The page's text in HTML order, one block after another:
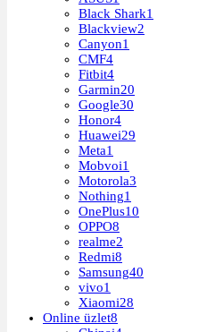
Black Shark1
Blackview2
Canyon1
CMF4
Fitbit4
Garmin20
Google30
Honor4
Huawei29
Meta1
Mobvoi1
Motorola3
Nothing1
OnePlus10
OPPO8
realme2
Redmi8
Samsung40
vivo1
Xiaomi28
Online üzlet8